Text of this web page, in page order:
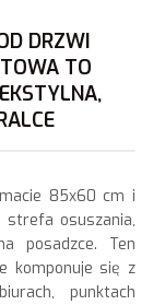
DRZWI
TO
85x60 cm i
strefa osuszania,
posadzce. Ten
komponuje się z
punktach